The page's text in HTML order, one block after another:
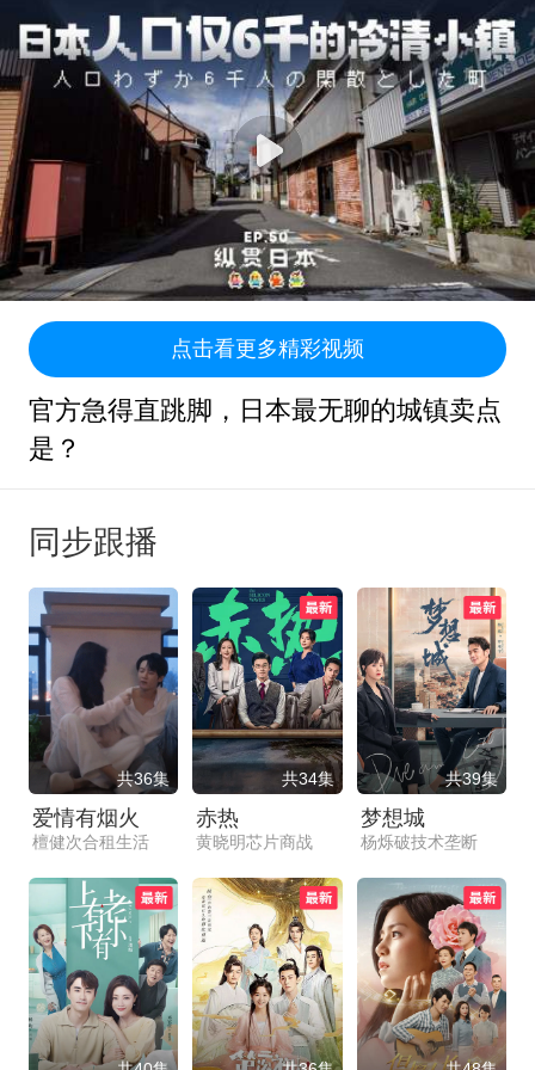
点击看更多精彩视频
官方急得直跳脚，日本最无聊的城镇卖点
是？
同步跟播
共36集
爱情有烟火
檀健次合租生活
共34集
赤热
黄晓明芯片商战
共39集
梦想城
杨烁破技术垄断